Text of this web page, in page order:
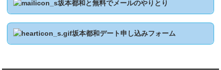
坂本都和と無料でメールのやりとり
坂本都和デート申し込みフォーム